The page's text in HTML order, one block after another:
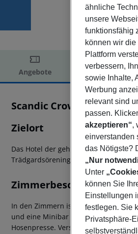
Angebote
Scandic Crown
3
Zielort
Das Hotel der gehobenen
Trädgardsöreningen Park. Sie
Zimmerbeschreibung
In den Zimmern ist ein Badezimmer
und eine Minibar verfügbar. Ein
Hosenpresse. Verschiedene
ähnliche
unsere
funktionsfähig
können wir
Plattform
verbessern,
sowie Inhalte,
Werbung
relevant sind
passen.
akzeptieren“,
einverstanden
das Nötigste?
„Nur
Unter
können Sie
Einstellungen
festlegen. Sie
Privatsphäre-